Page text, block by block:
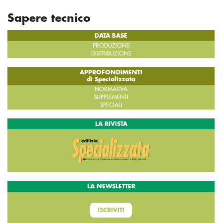
Sapere tecnico
DATA BASE
PRODUZIONE
DISTRIBUZIONE
APPROFONDIMENTI
di Specializzata
NORMATIVA
SUPPLEMENTI
SPECIALI
LA RIVISTA
LA NEWSLETTER
ISCRIVITI